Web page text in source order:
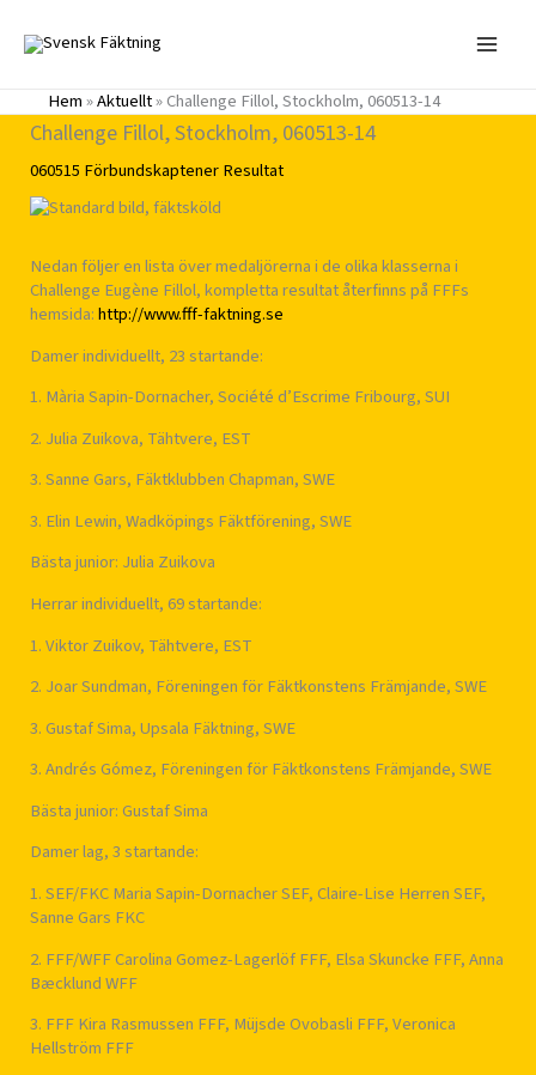
innehåll
Hem»Aktuellt»Challenge Fillol, Stockholm, 060513-14
Challenge Fillol, Stockholm, 060513-14
060515 FörbundskaptenerResultat
Nedan följer en lista över medaljörerna i de olika klasserna i
Challenge Eugène Fillol, kompletta resultat återfinns på FFFs
hemsida:http://www.fff-faktning.se
Damer individuellt, 23 startande:
1. Mària Sapin-Dornacher, Société d’Escrime Fribourg, SUI
2. Julia Zuikova, Tähtvere, EST
3. Sanne Gars, Fäktklubben Chapman, SWE
3. Elin Lewin, Wadköpings Fäktförening, SWE
Bästa junior: Julia Zuikova
Herrar individuellt, 69 startande:
1. Viktor Zuikov, Tähtvere, EST
2. Joar Sundman, Föreningen för Fäktkonstens Främjande, SWE
3. Gustaf Sima, Upsala Fäktning, SWE
3. Andrés Gómez, Föreningen för Fäktkonstens Främjande, SWE
Bästa junior: Gustaf Sima
Damer lag, 3 startande:
1. SEF/FKC Maria Sapin-Dornacher SEF, Claire-Lise Herren SEF,
Sanne Gars FKC
2. FFF/WFF Carolina Gomez-Lagerlöf FFF, Elsa Skuncke FFF, Anna
Bæcklund WFF
3. FFF Kira Rasmussen FFF, Müjsde Ovobasli FFF, Veronica
Hellström FFF